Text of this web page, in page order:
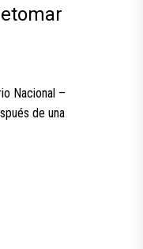
Nacional –
de una